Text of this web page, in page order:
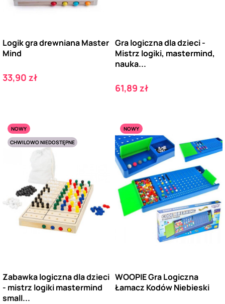
Logik gra drewniana Master
Mind
Cena
33,90 zł
Gra logiczna dla dzieci -
Mistrz logiki, mastermind,
nauka...
Cena
61,89 zł
NOWY
CHWILOWO NIEDOSTĘPNE
Zabawka logiczna dla dzieci
- mistrz logiki mastermind
small...
NOWY
WOOPIE Gra Logiczna
Łamacz Kodów Niebieski